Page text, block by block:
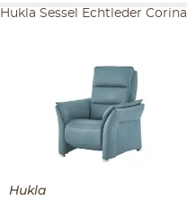
Hukla
Hukla Sessel Echtleder Corina